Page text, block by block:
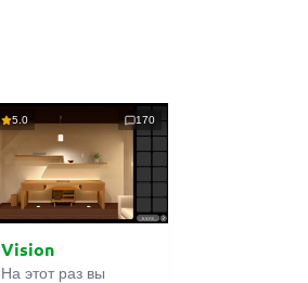
5.0 170
Vision
На этот раз вы